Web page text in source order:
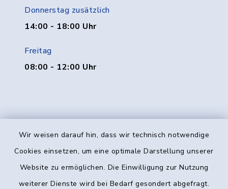
Wir weisen darauf hin, dass wir technisch notwendige
Cookies einsetzen, um eine optimale Darstellung unserer
Website zu ermöglichen. Die Einwilligung zur Nutzung
weiterer Dienste wird bei Bedarf gesondert abgefragt.
Donnerstag zusätzlich
14:00 - 18:00 Uhr
Freitag
08:00 - 12:00 Uhr
Kontakt